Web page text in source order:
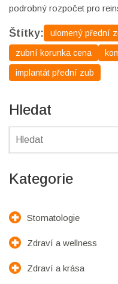
podrobný rozpočet pro
Štítky: ulomený přední
zubní korunka cena
implantát přední zub
Hledat
Kategorie
Stomatologie
Zdraví a wellness
Zdraví a krása